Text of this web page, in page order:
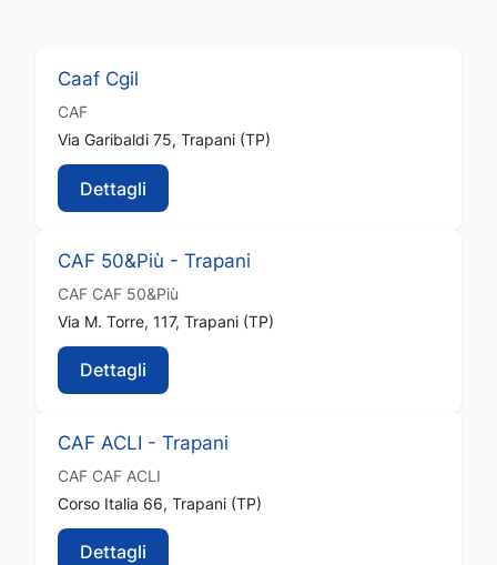
Caaf Cgil
CAF
Via Garibaldi 75, Trapani (TP)
Dettagli
CAF 50&Più - Trapani
CAF CAF 50&Più
Via M. Torre, 117, Trapani (TP)
Dettagli
CAF ACLI - Trapani
CAF CAF ACLI
Corso Italia 66, Trapani (TP)
Dettagli